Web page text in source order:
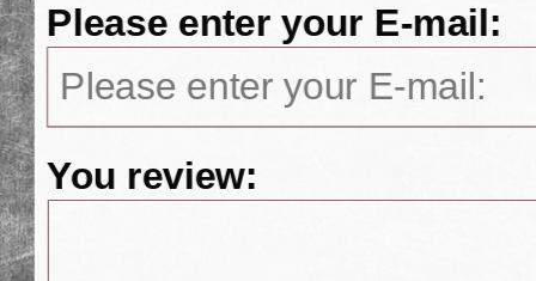
Please enter your E-mail:
You review: